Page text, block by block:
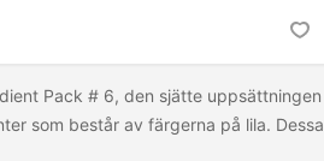
Pack # 6, den sjätte uppsättningen
som består av färgerna på lila. Dessa